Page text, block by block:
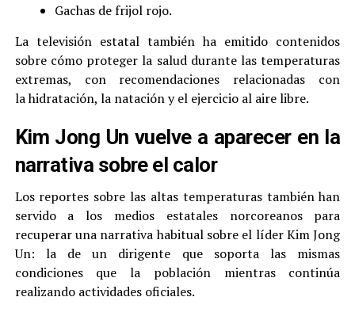
Gachas de frijol rojo.
La televisión estatal también ha emitido contenidos
sobre cómo proteger la salud durante las temperaturas
extremas, con recomendaciones relacionadas con
la hidratación, la natación y el ejercicio al aire libre.
Kim Jong Un vuelve a aparecer en la
narrativa sobre el calor
Los reportes sobre las altas temperaturas también han
servido a los medios estatales norcoreanos para
recuperar una narrativa habitual sobre el líder Kim Jong
Un: la de un dirigente que soporta las mismas
condiciones que la población mientras continúa
realizando actividades oficiales.